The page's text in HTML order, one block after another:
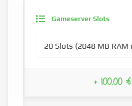
Gameserver Slots
+ 100.00 €